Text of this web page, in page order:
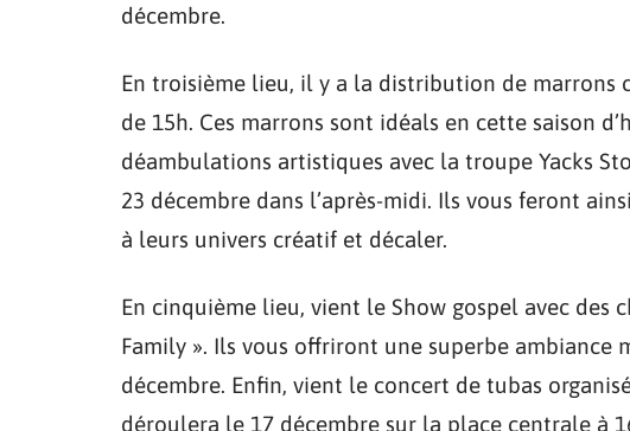
décembre.
En troisième lieu, il y a la distribution de marrons
de 15h. Ces marrons sont idéals en cette saison
déambulations artistiques avec la troupe Yacks
23 décembre dans l’après-midi. Ils vous feront
à leurs univers créatif et décaler.
En cinquième lieu, vient le Show gospel avec des
Family ». Ils vous offriront une superbe ambiance
décembre. Enfin, vient le concert de tubas
déroulera le 17 décembre sur la place centrale à